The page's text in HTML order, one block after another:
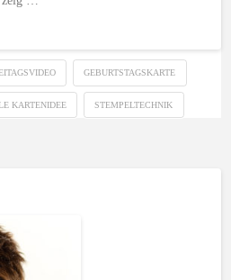
GEBURTSTAGSKARTE
KARTENIDEE STEMPELTECHNIK